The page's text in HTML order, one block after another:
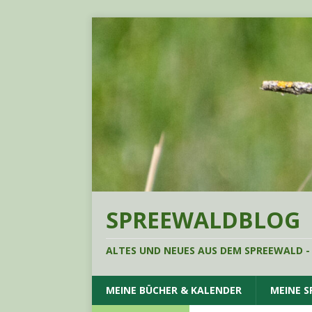
SPREEWALDBLOG
ALTES UND NEUES AUS DEM SPREEWALD
MEINE BÜCHER & KALENDER MEINE